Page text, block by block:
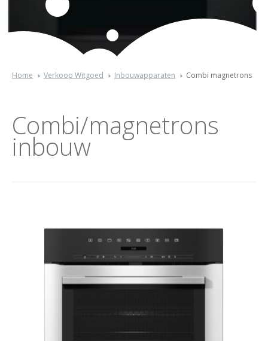
Home Verkoop Witgoed Inbouwapparaten Combi magnetrons
Combi/magnetrons
inbouw